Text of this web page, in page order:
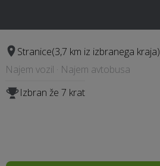
Stranice(3,7 km iz izbranega kraja)
Najem vozil · Najem avtobusa
Izbran že 7 krat